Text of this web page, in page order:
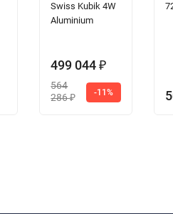
Swiss Kubik 4W
Aluminium
499 044₽
564
286₽
-11%